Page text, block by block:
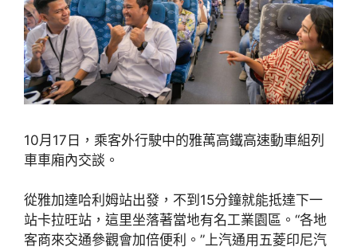
10月17日，乘客外行駛中的雅萬高鐵高速動車組列
車車廂內交談。
從雅加達哈利姆站出發，不到15分鐘就能抵達下一
站卡拉旺站，這里坐落著當地有名工業園區。“各地
客商來交通參觀會加倍便利。”上汽通用五菱印尼汽